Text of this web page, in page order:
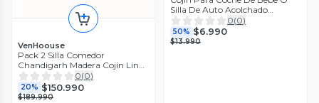
VenHoouse
Pack 2 Silla Comedor
Chandigarh Madera Cojín Lino
Venhoouse
0(0)
20% $150.990
$189.990
Silla De Auto Acolchado
Multiuso Blanco Estrellas
0(0)
50% $6.990
$13.990